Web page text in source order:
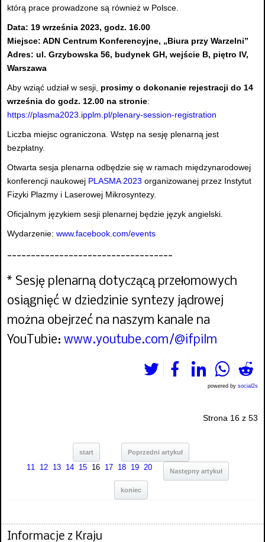
którą prace prowadzone są również w Polsce.
Data: 19 września 2023, godz. 16.00
Miejsce: ADN Centrum Konferencyjne, „Biura przy Warzelni”
Adres: ul. Grzybowska 56, budynek GH, wejście B, piętro IV,
Warszawa
Aby wziąć udział w sesji, prosimy o dokonanie rejestracji do 14
września do godz. 12.00 na stronie:
https://plasma2023.ipplm.pl/plenary-session-registration
Liczba miejsc ograniczona. Wstęp na sesję plenarną jest
bezpłatny.
Otwarta sesja plenarna odbędzie się w ramach międzynarodowej
konferencji naukowej PLASMA 2023 organizowanej przez Instytut
Fizyki Plazmy i Laserowej Mikrosyntezy.
Oficjalnym językiem sesji plenarnej będzie język angielski.
Wydarzenie: www.facebook.com/events
-----------------------------------
* Sesję plenarną dotyczącą przełomowych
osiągnięć w dziedzinie syntezy jądrowej
można obejrzeć na naszym kanale na
YouTubie: www.youtube.com/@ifpilm
powered by social2s
Strona 16 z 53
start Poprzedni artykuł
11 12 13 14 15 16 17 18 19 20 Następny artykuł
koniec
Informacje z Kraju